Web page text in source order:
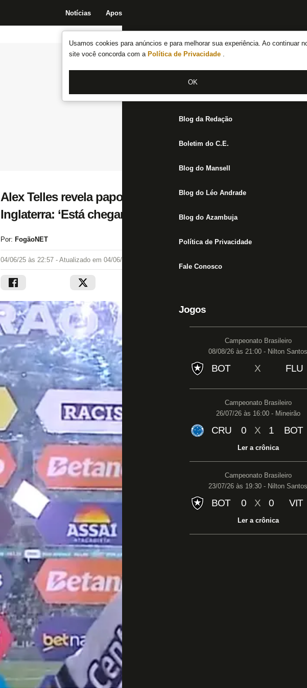
Usamos cookies para anúncios e para melhorar sua experiência. Ao continuar
site você concorda com a Política de Privacidade .
OK
Notícias Apostas
Notícias do Botafogo
Fórum
Jogos
Blog da Redação
Boletim do C.E.
Blog do Mansell
Blog do Léo Andrade
Blog do Azambuja
Política de Privacidade
Fale Conosco
Jogos
Campeonato Brasileiro
08/08/26 às 21:00 - Nilton Santos
BOT X FLU
Campeonato Brasileiro
26/07/26 às 16:00 - Mineirão
CRU 0 X 1 BOT
Ler a crônica
Campeonato Brasileiro
23/07/26 às 19:30 - Nilton Santos
BOT 0 X 0 VIT
Ler a crônica
Alex Telles revela papo com Igor Jesus no pênalti e
Inglaterra: ‘Está chegando na Premier League pela
Por: FogãoNET
04/06/25 às 22:57 - Atualizado em 04/06/25 às 23:07